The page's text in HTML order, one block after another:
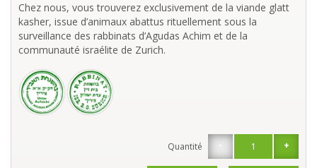
Chez nous, vous trouverez exclusivement de la viande glatt
kasher, issue d’animaux abattus rituellement sous la
surveillance des rabbinats d’Agudas Achim et de la
communauté israélite de Zurich.
- +
Quantité